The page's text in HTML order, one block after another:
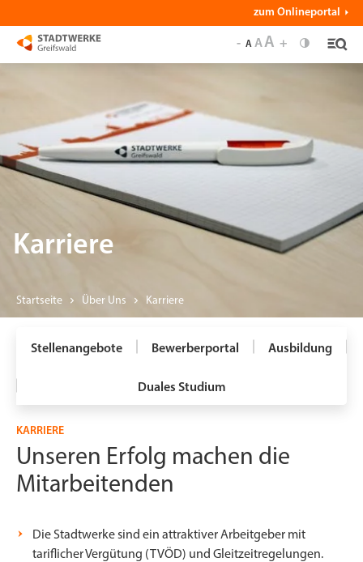
Karriere
Stellenangebote Bewerberportal Ausbildung
Duales Studium
KARRIERE
Unseren Erfolg machen die
Mitarbeitenden
Die Stadtwerke sind ein attraktiver Arbeitgeber mit
tariflicher Vergütung (TVÖD) und Gleitzeitregelungen.
zum Onlineportal
- A AA +
Startseite Über Uns Karriere